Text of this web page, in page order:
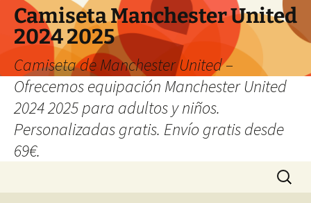
Camiseta Manchester United
2024 2025
Camiseta de Manchester United –
Ofrecemos equipación Manchester United
2024 2025 para adultos y niños.
Personalizadas gratis. Envío gratis desde
69€.
Buscar: